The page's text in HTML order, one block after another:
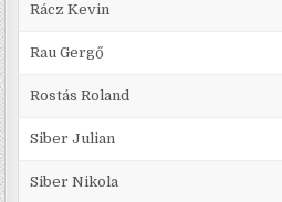
Rácz Kevin
Rau Gergő
Rostás Roland
Siber Julian
Siber Nikola